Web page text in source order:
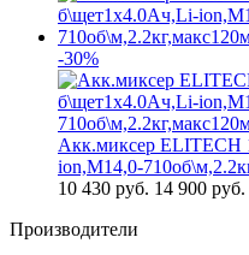
-30%
Акк.миксер
ion,М14,0-
10 430 руб. 14 900 руб.
Производители